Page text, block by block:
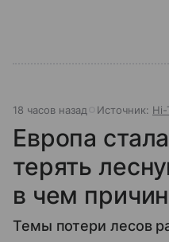
18 часов назад Источник: Hi-
Европа
терять
в чем
Темы потери лесов